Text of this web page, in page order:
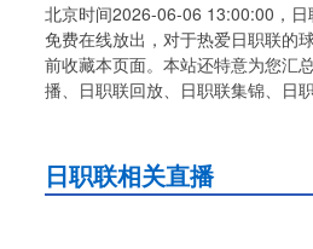
北京时间2026-06-06 13:00:00，
免费在线放出，对于热爱日职联的
前收藏本页面。本站还特意为您汇
播、日职联回放、日职联集锦、日
日职联相关直播